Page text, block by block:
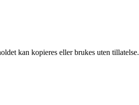
kan kopieres eller brukes uten tillatelse.